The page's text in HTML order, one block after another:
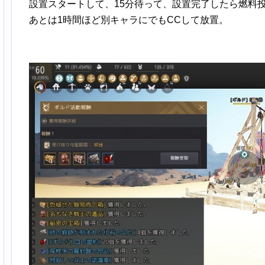
設置スタートして、15分待って、設置完了したら燃料
あとは1時間ほど別キャラにでもCCして放置。